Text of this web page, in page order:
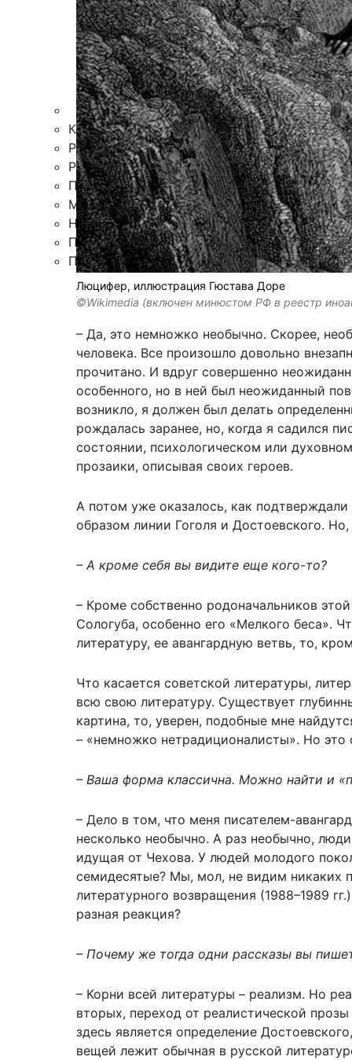
Происшествия
Дайджесты
Стиль жизни
Новости партнеров
Интересное
Контакты
Редакция
Рекламная служба
Поиск по сайту
Мобильное приложение
Награды
Правила цитирования
Подписка
Люцифер, иллюстрация Гюстава Доре
©Wikimedia (включен минюстом РФ в реестр
– Да, это немножко необычно. Скорее,
человека. Все произошло довольно
прочитано. И вдруг совершенно
особенного, но в ней был неожиданный
возникло, я должен был делать
рождалась заранее, но, когда я садился
состоянии, психологическом или
прозаики, описывая своих героев.
А потом уже оказалось, как
образом линии Гоголя и Достоевского.
– А кроме себя вы видите еще кого-то?
– Кроме собственно родоначальников
Сологуба, особенно его «Мелкого беса».
литературу, ее авангардную ветвь, то,
Что касается советской литературы,
всю свою литературу. Существует
картина, то, уверен, подобные мне
– «немножко нетрадиционалисты». Но
– Ваша форма классична. Можно найти и
– Дело в том, что меня писателем-
несколько необычно. А раз необычно,
идущая от Чехова. У людей молодого
семидесятые? Мы, мол, не видим никаких
литературного возвращения (1988–1989
разная реакция?
– Почему же тогда одни рассказы вы
– Корни всей литературы – реализм. Но
вторых, переход от реалистической
здесь является определение
вещей лежит обычная в русской